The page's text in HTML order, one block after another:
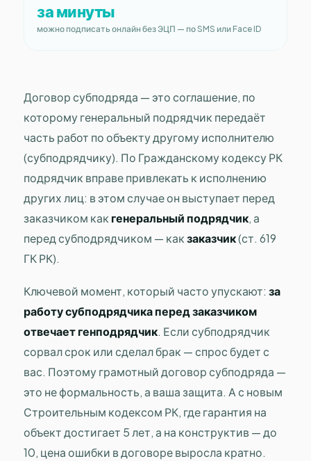
за минуты
можно подписать онлайн без ЭЦП — по SMS или Face ID
Договор субподряда — это соглашение, по
которому генеральный подрядчик передаёт
часть работ по объекту другому исполнителю
(субподрядчику). По Гражданскому кодексу РК
подрядчик вправе привлекать к исполнению
других лиц: в этом случае он выступает перед
заказчиком как генеральный подрядчик, а
перед субподрядчиком — какзаказчик(ст. 619
ГК РК).
Ключевой момент, который часто упускают: за
работу субподрядчика перед заказчиком
отвечает генподрядчик. Если субподрядчик
сорвал срок или сделал брак — спрос будет с
вас. Поэтому грамотный договор субподряда —
это не формальность, а ваша защита. А с новым
Строительным кодексом РК, где гарантия на
объект достигает 5 лет, а на конструктив — до
10, цена ошибки в договоре выросла кратно.